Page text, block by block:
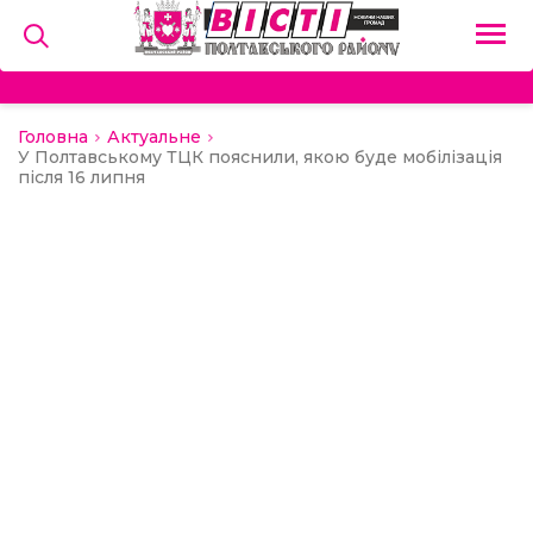
Головна
Актуальне
У Полтавському ТЦК пояснили, якою буде мобілізація
після 16 липня